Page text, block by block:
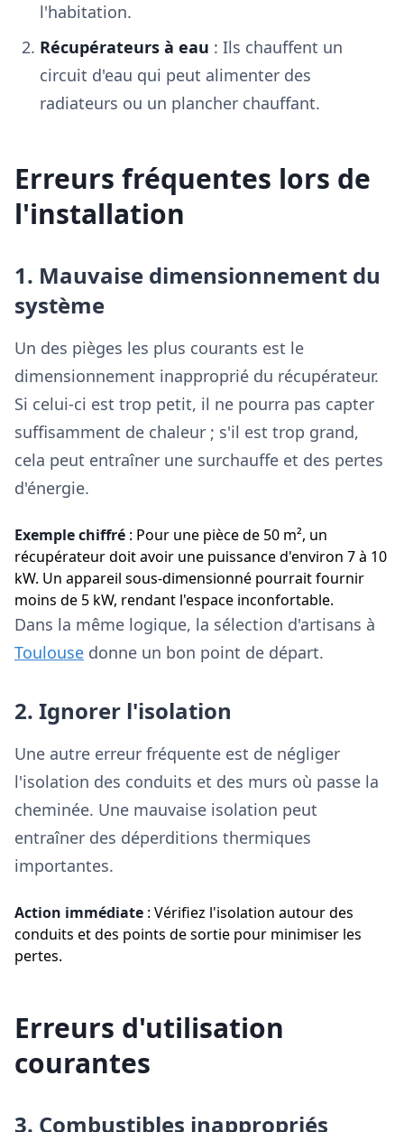
l'habitation.
Récupérateurs à eau : Ils chauffent un
circuit d'eau qui peut alimenter des
radiateurs ou un plancher chauffant.
Erreurs fréquentes lors de
l'installation
1. Mauvaise dimensionnement du
système
Un des pièges les plus courants est le
dimensionnement inapproprié du récupérateur.
Si celui-ci est trop petit, il ne pourra pas capter
suffisamment de chaleur ; s'il est trop grand,
cela peut entraîner une surchauffe et des pertes
d'énergie.
Exemple chiffré : Pour une pièce de 50 m², un
récupérateur doit avoir une puissance d'environ 7 à 10
kW. Un appareil sous-dimensionné pourrait fournir
moins de 5 kW, rendant l'espace inconfortable.
Dans la même logique, la sélection d'artisans à
Toulouse donne un bon point de départ.
2. Ignorer l'isolation
Une autre erreur fréquente est de négliger
l'isolation des conduits et des murs où passe la
cheminée. Une mauvaise isolation peut
entraîner des déperditions thermiques
importantes.
Action immédiate : Vérifiez l'isolation autour des
conduits et des points de sortie pour minimiser les
pertes.
Erreurs d'utilisation
courantes
3. Combustibles inappropriés